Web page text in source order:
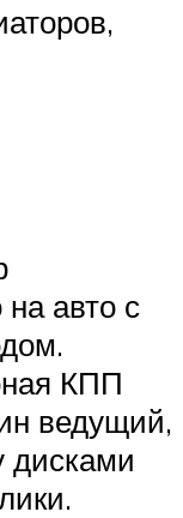
на авто с
КПП
ведущий,
дисками